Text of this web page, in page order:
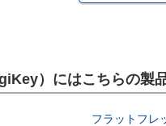
）にはこちらの製
フラットフレ